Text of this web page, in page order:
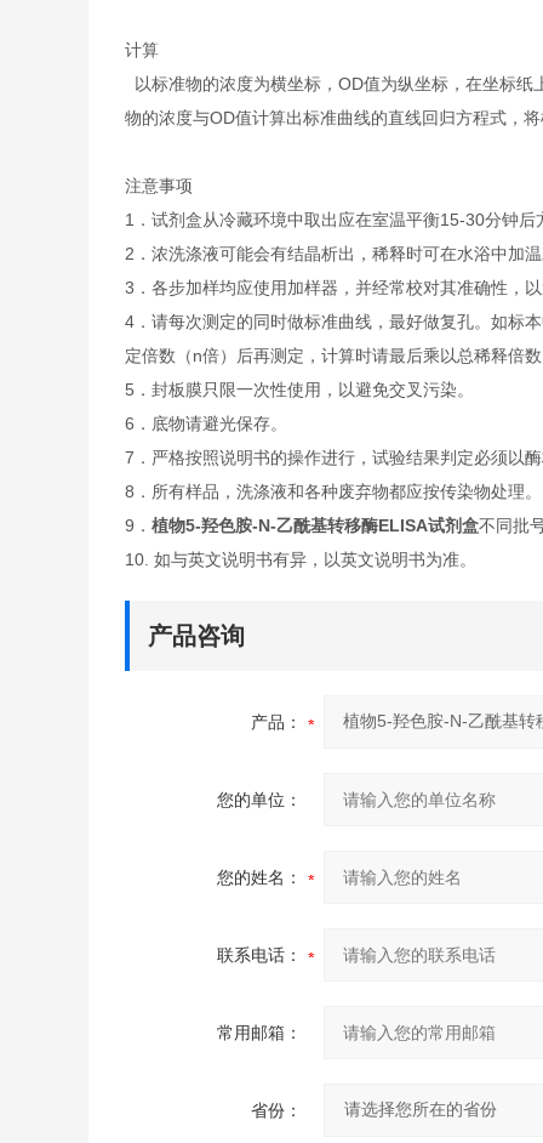
计算
以标准物的浓度为横坐标，OD值为纵坐标，在坐标
物的浓度与OD值计算出标准曲线的直线回归方程式，
注意事项
1．试剂盒从冷藏环境中取出应在室温平衡15-30分钟
2．浓洗涤液可能会有结晶析出，稀释时可在水浴中加
3．各步加样均应使用加样器，并经常校对其准确性，
4．请每次测定的同时做标准曲线，最好做复孔。如标
定倍数（n倍）后再测定，计算时请最后乘以总稀释倍
5．封板膜只限一次性使用，以避免交叉污染。
6．底物请避光保存。
7．严格按照说明书的操作进行，试验结果判定必须以
8．所有样品，洗涤液和各种废弃物都应按传染物处理。
9． 植物5-羟色胺-N-乙酰基转移酶ELISA试剂盒不同批
10. 如与英文说明书有异，以英文说明书为准。
产品咨询
产品：
您的单位：
您的姓名：
联系电话：
常用邮箱：
省份：